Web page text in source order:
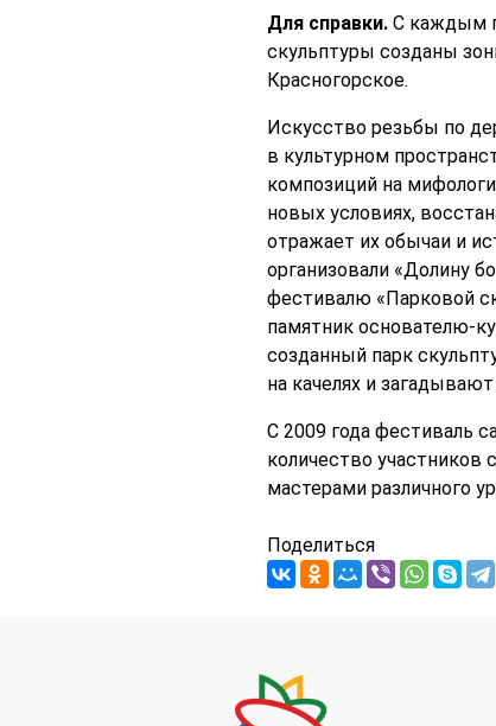
Для справки.С каждым
скульптуры созданы
Красногорское.
Искусство резьбы по
в культурном
композиций на
новых условиях,
отражает их обычаи и
организовали «Долину
фестивалю «Парковой
памятник основателю-
созданный парк
на качелях и
С 2009 года фестиваль
количество
мастерами различного
Поделиться